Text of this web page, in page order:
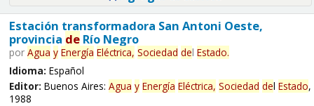
Estación transformadora San Antoni Oeste,
provincia deRío Negro
por Agua y Energía Eléctrica, Sociedad del Estado.
Idioma: Español
Editor: Buenos Aires: Agua y Energía Eléctrica, Sociedad del Estado,
1988